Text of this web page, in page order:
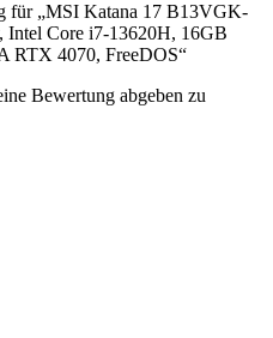
für „MSI Katana 17 B13VGK-
Intel Core i7-13620H, 16GB
4070, FreeDOS“
Bewertung abgeben zu